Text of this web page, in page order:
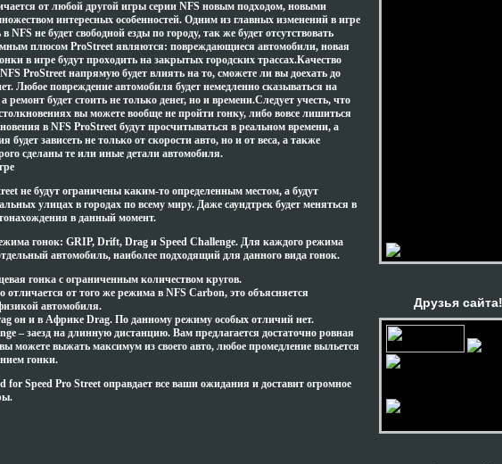
от любой другой игры серии NFS новым подходом, новыми
интересных особенностей. Одним из главных изменений в игре
в NFS не будет свободной езды по городу, так же будет отсутствовать
плюсом ProStreet являются: повреждающиеся автомобили, новая
в игре будут проходить на закрытых городских трассах.Качество
ProStreet напрямую будет влиять на то, сможете ли вы доехать до
Любое повреждение автомобиля будет немедленно сказываться на
ремонт будет стоить не только денег, но и времени.Следует учесть, что
вы можете вообще не пройти гонку, либо вовсе лишиться
в NFS ProStreet будут просчитываться в реальном времени, а
будет зависеть не только от скорости авто, но и от веса, а также
сделаны те или иные детали автомобиля.
не будут ограничены каким-то определенным местом, а будут
улицах в городах по всему миру. Даже саундтрек будет меняться в
в данный момент.
гонок: GRIP, Drift, Drag и Speed Challenge. Для каждого режима
автомобиль, наиболее подходящий для данного вида гонок.
гонка с ограниченным количеством кругов.
от того же режима в NFS Carbon, это объясняется
автомобиля.
он и в Африке Drag. По данному режиму особых отличий нет.
– заезд на длинную дистанцию. Вам предлагается достаточно ровная
можете выжать максимум из своего авто, любое промедление выльется
гонки.
for Speed Pro Street оправдает все ваши ожидания и доставит огромное
Друзья